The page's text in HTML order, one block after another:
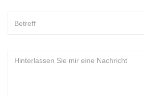
Nachricht